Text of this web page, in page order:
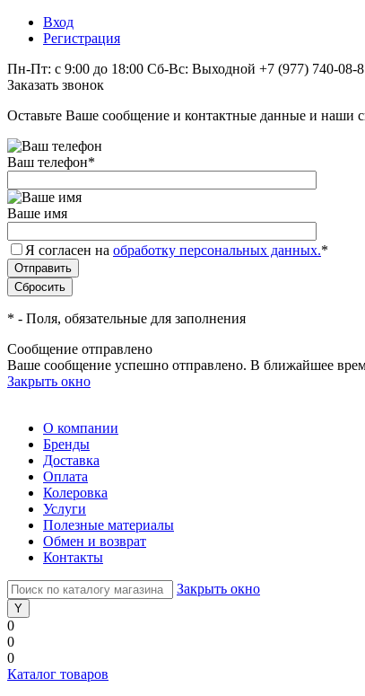
Вход
Регистрация
Пн-Пт: с 9:00 до 18:00 Сб-Вс: Выходной +7 (977) 740-08-
Заказать звонок
Оставьте Ваше сообщение и контактные данные и наши
Ваш телефон*
Ваше имя
Я согласен на обработку персональных данных.*
* - Поля, обязательные для заполнения
Сообщение отправлено
Ваше сообщение успешно отправлено. В ближайшее
Закрыть окно
О компании
Бренды
Доставка
Оплата
Колеровка
Услуги
Полезные материалы
Обмен и возврат
Контакты
Закрыть окно
0
0
0
Каталог товаров